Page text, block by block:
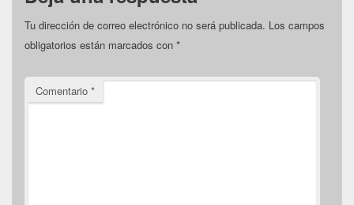
Tu dirección de correo electrónico no será publicada. Los campos
obligatorios están marcados con *
Comentario *